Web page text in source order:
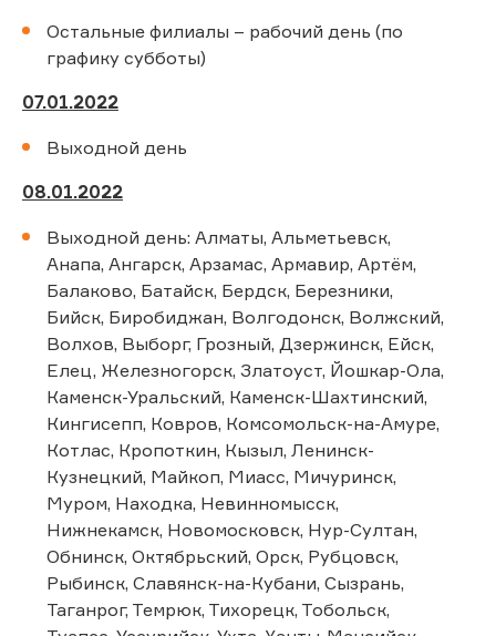
Остальные филиалы – рабочий день (по
графику субботы)
07.01.2022
Выходной день
08.01.2022
Выходной день: Алматы, Альметьевск,
Анапа, Ангарск, Арзамас, Армавир, Артём,
Балаково, Батайск, Бердск, Березники,
Бийск, Биробиджан, Волгодонск, Волжский,
Волхов, Выборг, Грозный, Дзержинск, Ейск,
Елец, Железногорск, Златоуст, Йошкар-Ола,
Каменск-Уральский, Каменск-Шахтинский,
Кингисепп, Ковров, Комсомольск-на-Амуре,
Котлас, Кропоткин, Кызыл, Ленинск-
Кузнецкий, Майкоп, Миасс, Мичуринск,
Муром, Находка, Невинномысск,
Нижнекамск, Новомосковск, Нур-Султан,
Обнинск, Октябрьский, Орск, Рубцовск,
Рыбинск, Славянск-на-Кубани, Сызрань,
Таганрог, Темрюк, Тихорецк, Тобольск,